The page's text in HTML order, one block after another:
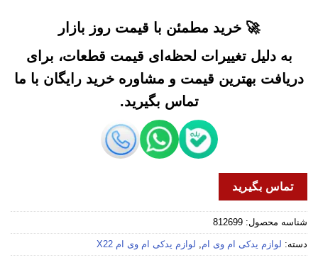
🚀 خرید مطمئن با قیمت روز بازار
به دلیل تغییرات لحظه‌ای قیمت قطعات، برای
دریافت بهترین قیمت و مشاوره خرید رایگان با ما
تماس بگیرید.
تماس بگیرید
شناسه محصول: 812699
دسته: لوازم یدکی ام وی ام, لوازم یدکی ام وی ام X22